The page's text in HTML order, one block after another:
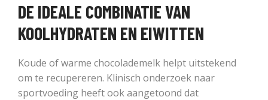
DE IDEALE COMBINATIE VAN
KOOLHYDRATEN EN EIWITTEN
Koude of warme chocolademelk helpt uitstekend
om te recupereren. Klinisch onderzoek naar
sportvoeding heeft ook aangetoond dat